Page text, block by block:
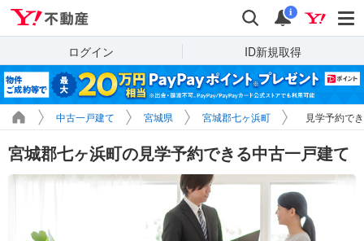
検索 通知
i
ログイン ID新規取得
中古一戸建て 宮城県 宮城郡七ヶ浜町 見学予約で
宮城郡七ヶ浜町の見学予約できる中古一戸建て